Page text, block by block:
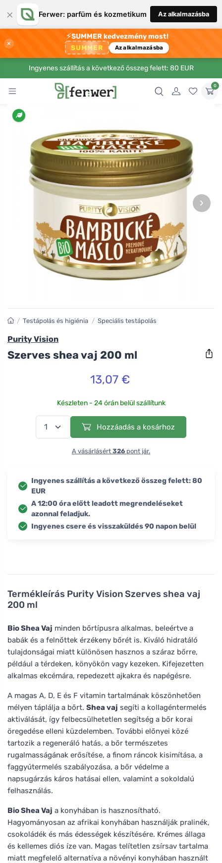
× Ferwer: parfüm és kozmetikum Az alkalmazásba
×
⚡SUMMER kedvezmény most!
SUMMER Az alkalmazásba
Ingyenes szállítás a következő összeg felett: 80 EUR
0
›
Termékleírás Purity Vision Szerves shea vaj
200 ml
Bio Shea Vaj minden bőrtípusra alkalmas, beleértve a
babák és a felnőttek érzékeny bőrét is. Kiváló hidratáló
tulajdonságai miatt különösen hasznos a száraz bőrre,
például a térdeken, könyökön vagy kezeken. Kifejezetten
alkalmas ekcémára, repedezett ajkakra és napégésre.
A magas A, D, E és F vitamin tartalmának köszönhetően
mélyen táplálja a bőrt. Shea vaj segíti a kollagéntermelés
aktiválását, így felbecsülhetetlen segítség a bőr korai
öregedése elleni küzdelemben. További előnyei közé
tartozik a regeneráló hatás, a bőr természetes
rugalmasságának erősítése, a finom ráncok kisimítása, a
faggyútermelés szabályozása, a bőr védelme a
napsugárzás káros hatásai ellen, valamint a sokoldalú
felhasználás.
Bio Shea Vaj a konyhában is hasznosítható.
Hagyományosan az afrikai konyhában használják pralinék,
csokoládék és más édességek készítésére. Krémes állaga
és kellemes diós íze van. Magas telítetlen zsírsav tartalma
miatt megfelelő alternatíva a növényi konyhában használt
/ Testápolás és higiénia / Speciális testápolás
Purity Vision
Szerves shea vaj 200 ml
13,07 €
Készleten - 24 órán belül szállítunk
Hozzáadás a kosárhoz
A vásárlásért 326 pont jár.
Ingyenes szállítás a következő összeg felett: 80
EUR
A 12:00 óra előtt leadott megrendeléseket
azonnal feladjuk.
Ingyenes csere és visszaküldés 90 napon belül